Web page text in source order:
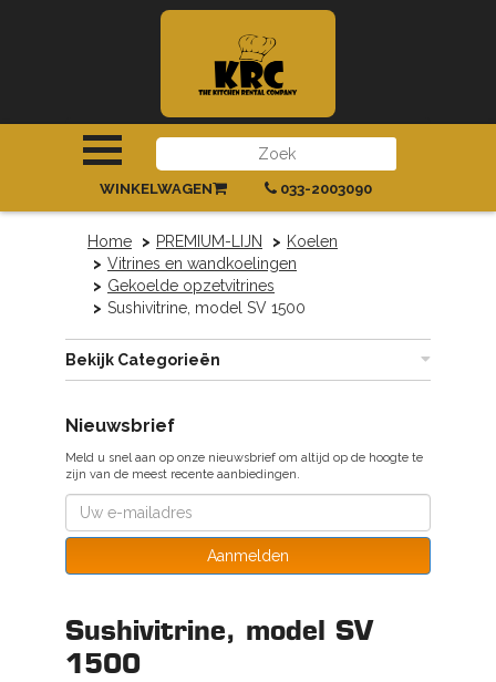
INLOGGEN|REGISTREREN
033-2003090
WINKELWAGEN
Home PREMIUM-LIJN
Koelen
Vitrines en wandkoelingen
Gekoelde opzetvitrines
Sushivitrine, model SV 1500
Bekijk Categorieën
Nieuwsbrief
Meld u snel aan op onze nieuwsbrief om altijd op de hoogte te
zijn van de meest recente aanbiedingen.
Aanmelden
Sushivitrine, model SV
1500